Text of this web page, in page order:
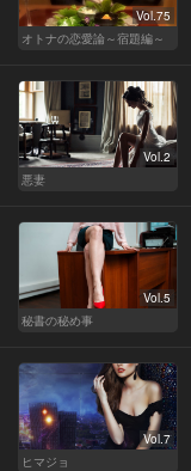
Vol.75
オトナの恋愛論～宿題編～
Vol.2
悪妻
Vol.5
秘書の秘め事
Vol.7
ヒマジョ